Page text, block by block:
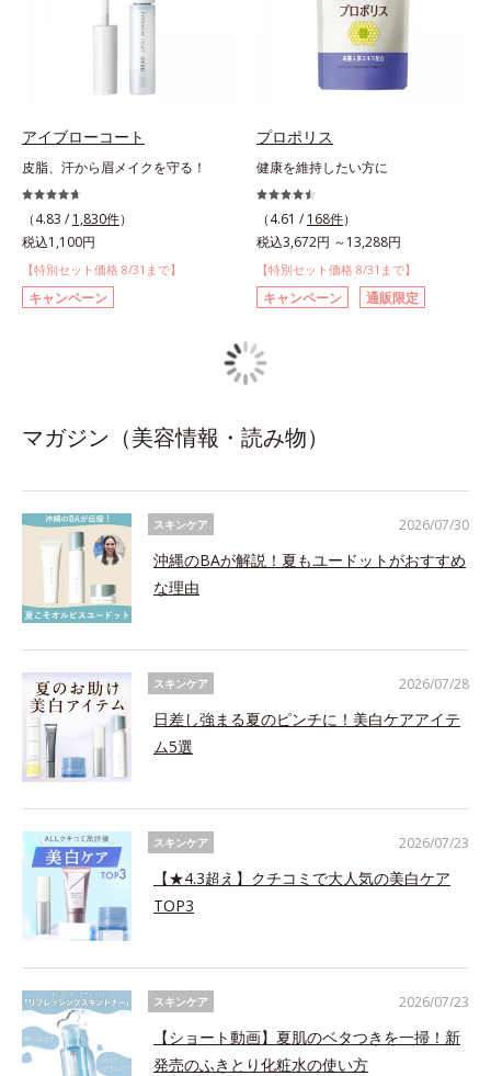
アイブローコート
皮脂、汗から眉メイクを守る！
（4.83 / 1,830件）
税込1,100円
【特別セット価格 8/31まで】
キャンペーン
プロポリス
健康を維持したい方に
（4.61 / 168件）
税込3,672円 ～13,288円
【特別セット価格 8/31まで】
キャンペーン 通販限定
マガジン（美容情報・読み物）
スキンケア
沖縄のBAが解説！夏もユードットがおすすめ
な理由
2026/07/30
スキンケア
日差し強まる夏のピンチに！美白ケアアイテ
ム5選
2026/07/28
スキンケア
【★4.3超え】クチコミで大人気の美白ケア
TOP3
2026/07/23
スキンケア
【ショート動画】夏肌のベタつきを一掃！新
発売のふきとり化粧水の使い方
2026/07/23